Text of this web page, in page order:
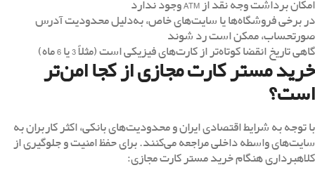
امکان برداشت وجه نقد از ATM وجود ندارد
در برخی فروشگاه‌ها یا سایت‌های خاص، به‌دلیل محدودیت آدرس
صورتحساب، ممکن است رد شوند
گاهی تاریخ انقضا کوتاه‌تر از کارت‌های فیزیکی است (مثلاً 3 یا 6 ماه)
خرید مستر کارت مجازی از کجا امن‌تر
است؟
با توجه به شرایط اقتصادی ایران و محدودیت‌های بانکی، اکثر کاربران به
سایت‌های واسطه داخلی مراجعه می‌کنند. برای حفظ امنیت و جلوگیری از
کلاهبرداری هنگام خرید مستر کارت مجازی: